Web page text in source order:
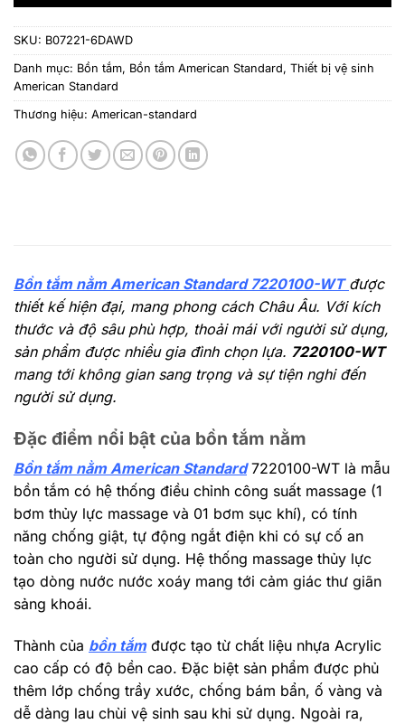
SKU: B07221-6DAWD
Danh mục: Bồn tắm, Bồn tắm American Standard, Thiết bị vệ sinh
American Standard
Thương hiệu: American-standard
Bồn tắm nằm American Standard 7220100-WT được
thiết kế hiện đại, mang phong cách Châu Âu. Với kích
thước và độ sâu phù hợp, thoải mái với người sử dụng,
sản phẩm được nhiều gia đình chọn lựa. 7220100-WT
mang tới không gian sang trọng và sự tiện nghi đến
người sử dụng.
Đặc điểm nổi bật của bồn tắm nằm
Bồn tắm nằm American Standard7220100-WT là mẫu
bồn tắm có hệ thống điều chỉnh công suất massage (1
bơm thủy lực massage và 01 bơm sục khí), có tính
năng chống giật, tự động ngắt điện khi có sự cố an
toàn cho người sử dụng. Hệ thống massage thủy lực
tạo dòng nước nước xoáy mang tới cảm giác thư giãn
sảng khoái.
Thành của bồn tắmđược tạo từ chất liệu nhựa Acrylic
cao cấp có độ bền cao. Đặc biệt sản phẩm được phủ
thêm lớp chống trầy xước, chống bám bẩn, ố vàng và
dễ dàng lau chùi vệ sinh sau khi sử dụng. Ngoài ra,